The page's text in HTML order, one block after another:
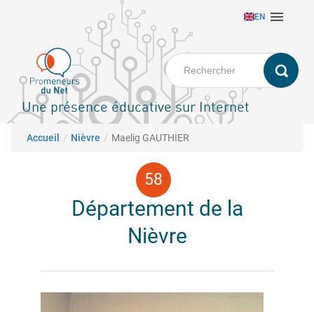
principal
EN 
Une présence éducative sur Internet
Fil d'Ariane
Accueil Nièvre Maelig GAUTHIER
Département de la
Nièvre